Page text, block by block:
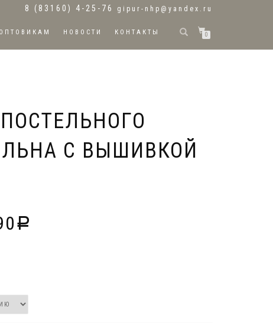
8 (83160) 4-25-76 gipur-nhp@yandex.ru
ОПТОВИКАМ НОВОСТИ КОНТАКТЫ 0
ЛЬНА С ВЫШИВКОЙ
Р